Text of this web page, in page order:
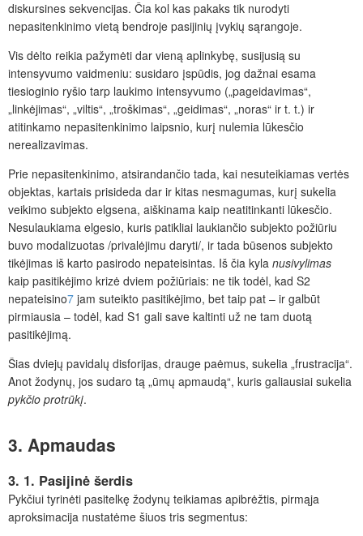
diskursines sekvencijas. Čia kol kas pakaks tik nurodyti
nepasitenkinimo vietą bendroje pasijinių įvykių sąrangoje.
Vis dėlto reikia pažymėti dar vieną aplinkybę, susijusią su
intensyvumo vaidmeniu: susidaro įspūdis, jog dažnai esama
tiesioginio ryšio tarp laukimo intensyvumo („pageidavimas“,
„linkėjimas“, „viltis“, „troškimas“, „geidimas“, „noras“ ir t. t.) ir
atitinkamo nepasitenkinimo laipsnio, kurį nulemia lūkesčio
nerealizavimas.
Prie nepasitenkinimo, atsirandančio tada, kai nesuteikiamas vertės
objektas, kartais prisideda dar ir kitas nesmagumas, kurį sukelia
veikimo subjekto elgsena, aiškinama kaip neatitinkanti lūkesčio.
Nesulaukiama elgesio, kuris patikliai laukiančio subjekto požiūriu
buvo modalizuotas /privalėjimu daryti/, ir tada būsenos subjekto
tikėjimas iš karto pasirodo nepateisintas. Iš čia kyla nusivylimas
kaip pasitikėjimo krizė dviem požiūriais: ne tik todėl, kad S2
nepateisino7 jam suteikto pasitikėjimo, bet taip pat – ir galbūt
pirmiausia – todėl, kad S1 gali save kaltinti už ne tam duotą
pasitikėjimą.
Šias dviejų pavidalų disforijas, drauge paėmus, sukelia „frustracija“.
Anot žodynų, jos sudaro tą „ūmų apmaudą“, kuris galiausiai sukelia
pykčio protrūkį.
3. Apmaudas
3. 1. Pasijinė šerdis
Pykčiui tyrinėti pasitelkę žodynų teikiamas apibrėžtis, pirmąja
aproksimacija nustatėme šiuos tris segmentus: